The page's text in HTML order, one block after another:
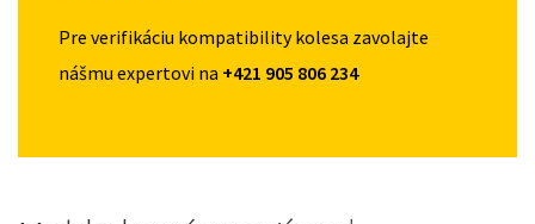
Pre verifikáciu kompatibility kolesa zavolajte
nášmu expertovi na +421 905 806 234